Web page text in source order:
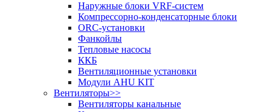
Наружные блоки VRF-систем
Компрессорно-конденсаторные блоки
ORC-установки
Фанкойлы
Тепловые насосы
ККБ
Вентиляционные установки
Модули AHU KIT
Вентиляторы>>
Вентиляторы канальные